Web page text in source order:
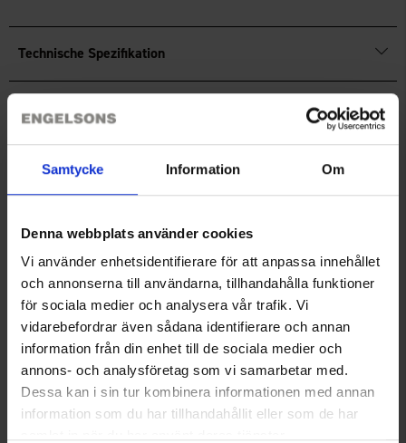
Samtycke Information Om
Denna webbplats använder cookies
Vi använder enhetsidentifierare för att anpassa innehållet
och annonserna till användarna, tillhandahålla funktioner
för sociala medier och analysera vår trafik. Vi
vidarebefordrar även sådana identifierare och annan
information från din enhet till de sociala medier och
annons- och analysföretag som vi samarbetar med.
Dessa kan i sin tur kombinera informationen med annan
information som du har tillhandahållit eller som de har
Technische Spezifikation
Bewertungen
Sie benötigen vielleicht auch
Dogman Reflektierendes
Halsband mit Laschen 32-42cm
Hundemantel Reflex